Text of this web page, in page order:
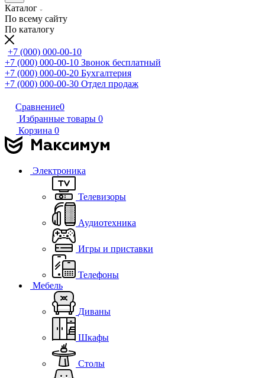
Каталог
По всему сайту
По каталогу
+7 (000) 000-00-10
+7 (000) 000-00-10 Звонок бесплатный
+7 (000) 000-00-20 Бухгалтерия
+7 (000) 000-00-30 Отдел продаж
Сравнение0
Избранные товары 0
Корзина 0
Электроника
Телевизоры
Аудиотехника
Игры и приставки
Телефоны
Мебель
Диваны
Шкафы
Столы